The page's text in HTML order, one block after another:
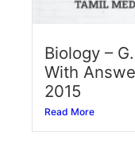
Biology –
With
2015
Read More